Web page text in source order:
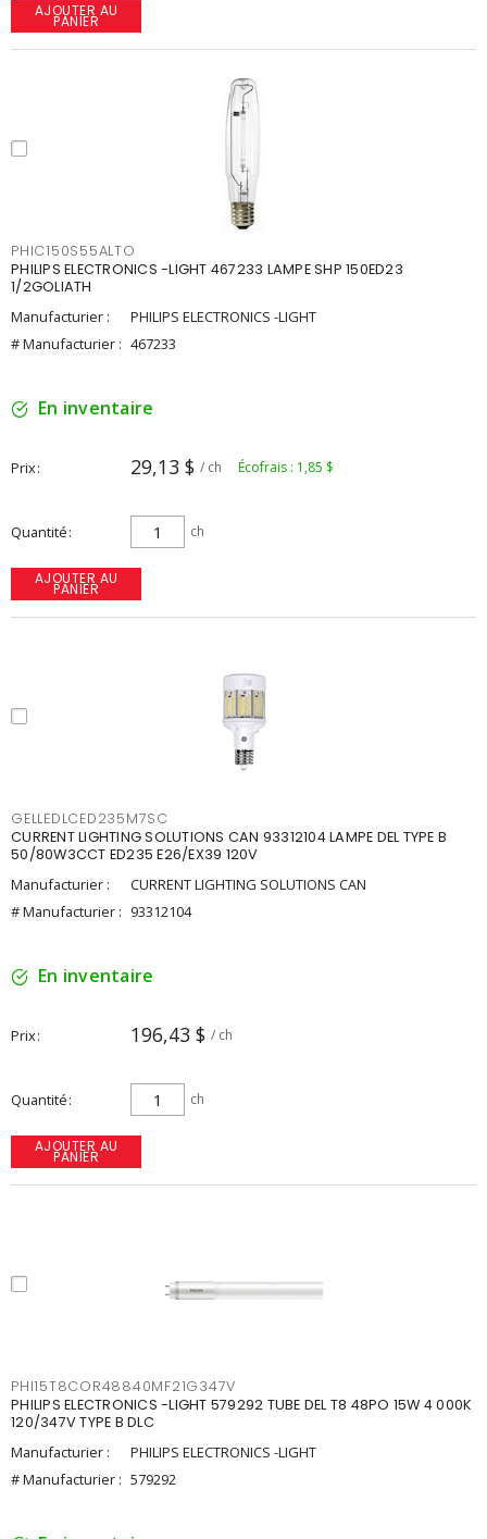
AJOUTER AU
PANIER
PHIC150S55ALTO
PHILIPS ELECTRONICS -LIGHT 467233 LAMPE SHP 150ED23
1/2GOLIATH
Manufacturier :
PHILIPS ELECTRONICS -LIGHT
# Manufacturier : 467233
En inventaire
Prix 29,13 $ / ch Écofrais : 1,85 $
Quantité ch
AJOUTER AU
PANIER
GELLEDLCED235M7SC
CURRENT LIGHTING SOLUTIONS CAN 93312104 LAMPE DEL TYPE B
50/80W3CCT ED235 E26/EX39 120V
Manufacturier :
CURRENT LIGHTING SOLUTIONS CAN
# Manufacturier : 93312104
En inventaire
Prix 196,43 $ / ch
Quantité ch
AJOUTER AU
PANIER
PHI15T8COR48840MF21G347V
PHILIPS ELECTRONICS -LIGHT 579292 TUBE DEL T8 48PO 15W 4 000K
120/347V TYPE B DLC
Manufacturier :
PHILIPS ELECTRONICS -LIGHT
# Manufacturier : 579292